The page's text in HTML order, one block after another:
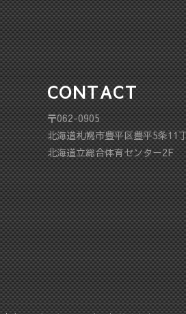
CONTACT
〒062-0905
北海道札幌市豊平区豊平5条11
北海道立総合体育センター2F